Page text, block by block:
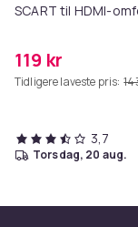
SCART til HDMI-
119 kr
Tidligere laveste pris:
3,7
torsdag, 20 aug.